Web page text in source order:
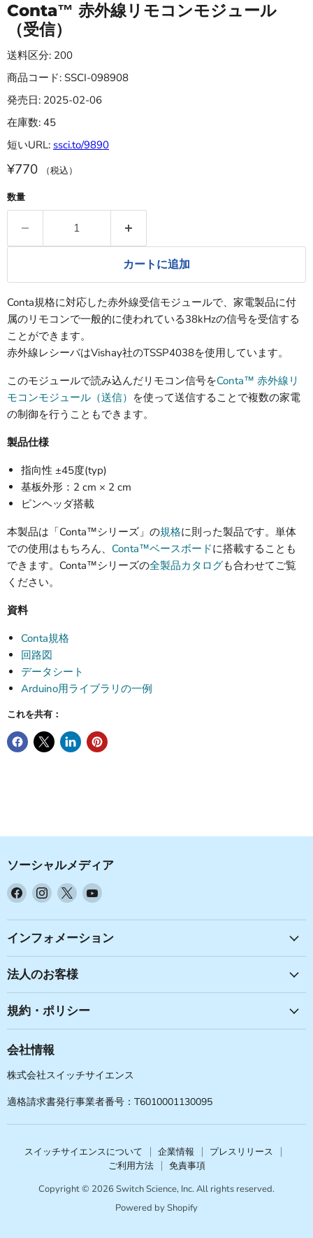
Conta™ 赤外線リモコンモジュール
（受信）
送料区分: 200
商品コード: SSCI-098908
発売日: 2025-02-06
在庫数: 45
短いURL: ssci.to/9890
¥770 （税込）
数量
カートに追加
Conta規格に対応した赤外線受信モジュールで、家電製品に付
属のリモコンで一般的に使われている38kHzの信号を受信する
ことができます。
赤外線レシーバはVishay社のTSSP4038を使用しています。
このモジュールで読み込んだリモコン信号をConta™ 赤外線リ
モコンモジュール（送信） を使って送信することで複数の家電
の制御を行うこともできます。
製品仕様
指向性 ±45度(typ)
基板外形：2 cm × 2 cm
ピンヘッダ搭載
本製品は「Conta™シリーズ」の規格に則った製品です。単体
での使用はもちろん、 Conta™ベースボードに搭載することも
できます。Conta™シリーズの全製品カタログも合わせてご覧
ください。
資料
Conta規格
回路図
データシート
Arduino用ライブラリの一例
これを共有：
ソーシャルメディア
Facebook
見
つ
て
く
さ
い
Instagram
見
つ
て
く
さ
い
X
見
つ
て
く
さ
い
YouTube
見
つ
い
インフォメーション
法人のお客様
規約・ポリシー
会社情報
株式会社スイッチサイエンス
適格請求書発行事業者番号：T6010001130095
スイッチサイエンスについて 企業情報
プレスリリース
ご利用方法
免責事項
Copyright © 2026 Switch Science, Inc. All rights reserved.
Powered by Shopify